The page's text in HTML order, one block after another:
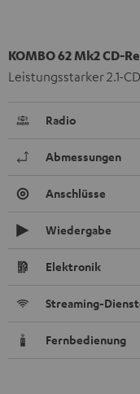
KOMBO 62 Mk2 CD-
Leistungsstarker 2.1-
Radio
Abmessungen
Anschlüsse
Wiedergabe
Elektronik
Streaming-
Fernbedienung